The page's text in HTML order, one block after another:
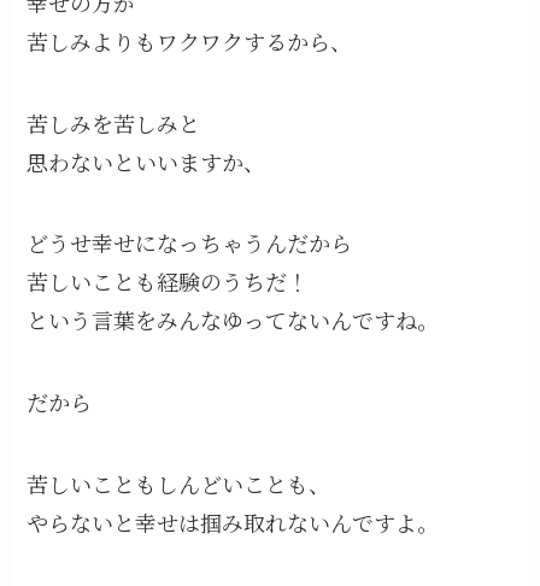
苦しみよりもワクワクするから、
苦しみを苦しみと
思わないといいますか、
どうせ幸せになっちゃうんだから
苦しいことも経験のうちだ！
という言葉をみんなゆってないんですね。
だから
苦しいこともしんどいことも、
やらないと幸せは掴み取れないんですよ。